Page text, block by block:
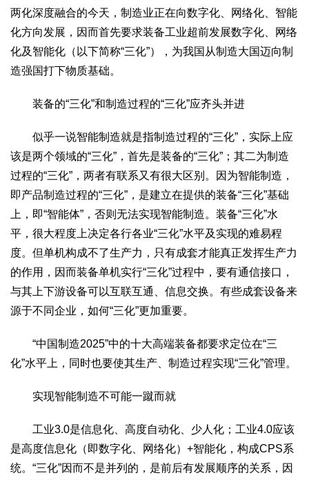
网文推荐
文化
中华文化 核心价值 文化产业 文化事业
艺术百家
文化观察
智海钩沉
社会
工业
装备制造 智能制造 制造2025 大国工匠
三农
智慧农业 智慧乡村 基层之声
中国与世界 国际视点 国际合作 他山之石
生态
视频
访谈 动态
两化深度融合的今天，制造业正在向数字化、网络化、智能
化方向发展，因而首先要求装备工业超前发展数字化、网络
化及智能化（以下简称“三化”），为我国从制造大国迈向制
造强国打下物质基础。
装备的“三化”和制造过程的“三化”应齐头并进
似乎一说智能制造就是指制造过程的“三化”，实际上应
该是两个领域的“三化”，首先是装备的“三化”；其二为制造
过程的“三化”，两者有联系又有很大区别。因为智能制造，
即产品制造过程的“三化”，是建立在提供的装备“三化”基础
上，即“智能体”，否则无法实现智能制造。装备“三化”水
平，很大程度上决定各行各业“三化”水平及实现的难易程
度。但单机构成不了生产力，只有成套才能真正发挥生产力
的作用，因而装备单机实行“三化”过程中，要有通信接口，
与其上下游设备可以互联互通、信息交换。有些成套设备来
源于不同企业，如何“三化”更加重要。
“中国制造2025”中的十大高端装备都要求定位在“三
化”水平上，同时也要使其生产、制造过程实现“三化”管理。
实现智能制造不可能一蹴而就
工业3.0是信息化、高度自动化、少人化；工业4.0应该
是高度信息化（即数字化、网络化）+智能化，构成CPS系
统。“三化”因而不是并列的，是前后有发展顺序的关系，因